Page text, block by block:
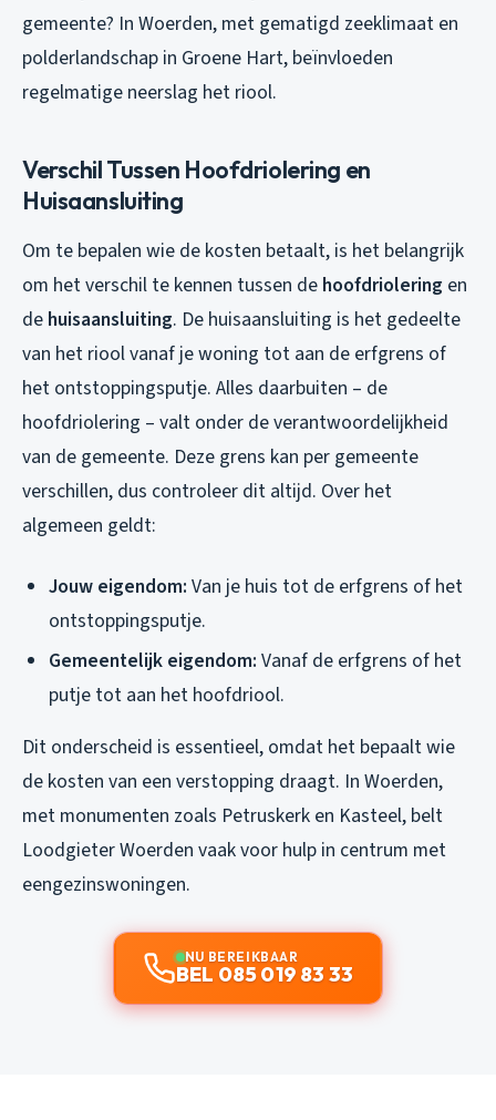
gemeente? In Woerden, met gematigd zeeklimaat en
polderlandschap in Groene Hart, beïnvloeden
regelmatige neerslag het riool.
Verschil Tussen Hoofdriolering en
Huisaansluiting
Om te bepalen wie de kosten betaalt, is het belangrijk
om het verschil te kennen tussen de hoofdriolering en
de huisaansluiting. De huisaansluiting is het gedeelte
van het riool vanaf je woning tot aan de erfgrens of
het ontstoppingsputje. Alles daarbuiten – de
hoofdriolering – valt onder de verantwoordelijkheid
van de gemeente. Deze grens kan per gemeente
verschillen, dus controleer dit altijd. Over het
algemeen geldt:
Jouw eigendom: Van je huis tot de erfgrens of het
ontstoppingsputje.
Gemeentelijk eigendom: Vanaf de erfgrens of het
putje tot aan het hoofdriool.
Dit onderscheid is essentieel, omdat het bepaalt wie
de kosten van een verstopping draagt. In Woerden,
met monumenten zoals Petruskerk en Kasteel, belt
Loodgieter Woerden vaak voor hulp in centrum met
eengezinswoningen.
NU BEREIKBAAR
BEL 085 019 83 33